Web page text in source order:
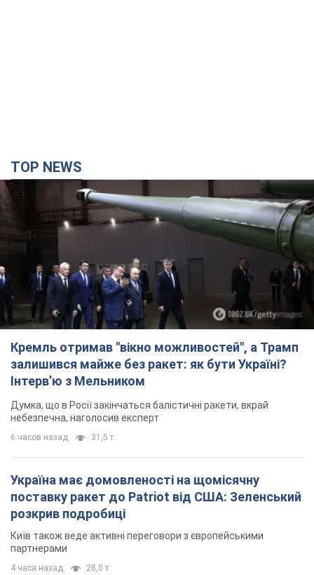
Кремль отримав "вікно можливостей", а Трамп
залишився майже без ракет: як бути Україні?
Інтерв’ю з Мельником
Думка, що в Росії закінчаться балістичні ракети, вкрай
небезпечна, наголосив експерт
6 часов назад 31,5 т.
Україна має домовленості на щомісячну
поставку ракет до Patriot від США: Зеленський
розкрив подробиці
партнерами
Дбала про учнів та підтримувала педагогів:
внаслідок удару РФ по Київщині загинула
директорка київського ліцею, її чоловік та онук
5 часов назад